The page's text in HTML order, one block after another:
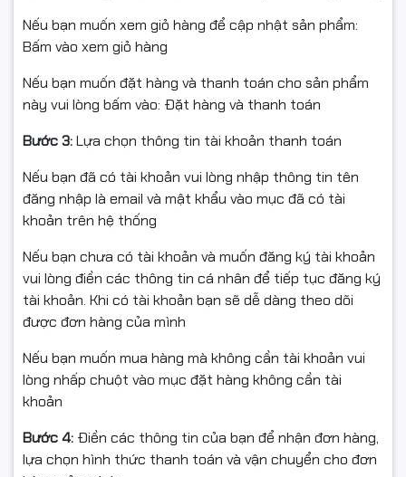
Bảo hành/Thuế: 24 tháng chính hãng | Xuất hóa đơn
Full VAT
TL-SG1428PE – Switch 28 cổng: 24 PoE+ (250W), 2 SFP,
VLAN/QoS/IGMP, PoE Auto-Recovery, Priority Mode. Lý
24 PoE+ 30W/port
PoE Budget 250W
2× SFP uplink
VLAN, QoS, IGMP
ỨNG DỤNG
Hệ thống camera an ninh, Wi-Fi AP, điện thoại IP, IPTV
cho doanh nghiệp vừa & nhỏ, cửa hàng, khách sạn,
Nếu bạn muốn xem giỏ hàng để cập nhật sản phẩm:
Bấm vào xem giỏ hàng
Nếu bạn muốn đặt hàng và thanh toán cho sản phẩm
này vui lòng bấm vào: Đặt hàng và thanh toán
Bước 3:Lựa chọn thông tin tài khoản thanh toán
Nếu bạn đã có tài khoản vui lòng nhập thông tin tên
đăng nhập là email và mật khẩu vào mục đã có tài
khoản trên hệ thống
Nếu bạn chưa có tài khoản và muốn đăng ký tài khoản
vui lòng điền các thông tin cá nhân để tiếp tục đăng ký
tài khoản. Khi có tài khoản bạn sẽ dễ dàng theo dõi
được đơn hàng của mình
Nếu bạn muốn mua hàng mà không cần tài khoản vui
lòng nhấp chuột vào mục đặt hàng không cần tài
khoản
Bước 4: Điền các thông tin của bạn để nhận đơn hàng,
lựa chọn hình thức thanh toán và vận chuyển cho đơn